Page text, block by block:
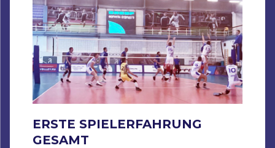
ERSTE SPIELERFAHRUNG
GESAMT